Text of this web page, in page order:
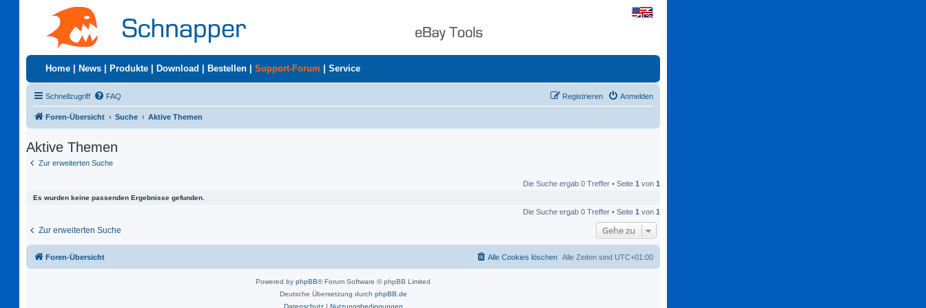
Home News Produkte Download Bestellen Support-Forum Service
Schnellzugriff FAQ Anmelden
Registrieren
Foren-Übersicht Suche Aktive Themen
Aktive Themen
Zur erweiterten Suche
Die Suche ergab 0 Treffer • Seite 1 von 1
Es wurden keine passenden Ergebnisse gefunden.
Die Suche ergab 0 Treffer • Seite 1 von 1
Zur erweiterten Suche Gehe zu
Foren-Übersicht Alle Zeiten sind UTC+01:00
Alle Cookies löschen
Powered by phpBB® Forum Software © phpBB Limited
Deutsche Übersetzung durch phpBB.de
Datenschutz| Nutzungsbedingungen